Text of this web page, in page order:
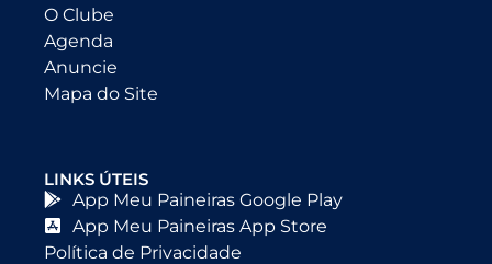
O Clube
Agenda
Anuncie
Mapa do Site
LINKS ÚTEIS
App Meu Paineiras Google Play
App Meu Paineiras App Store
Política de Privacidade